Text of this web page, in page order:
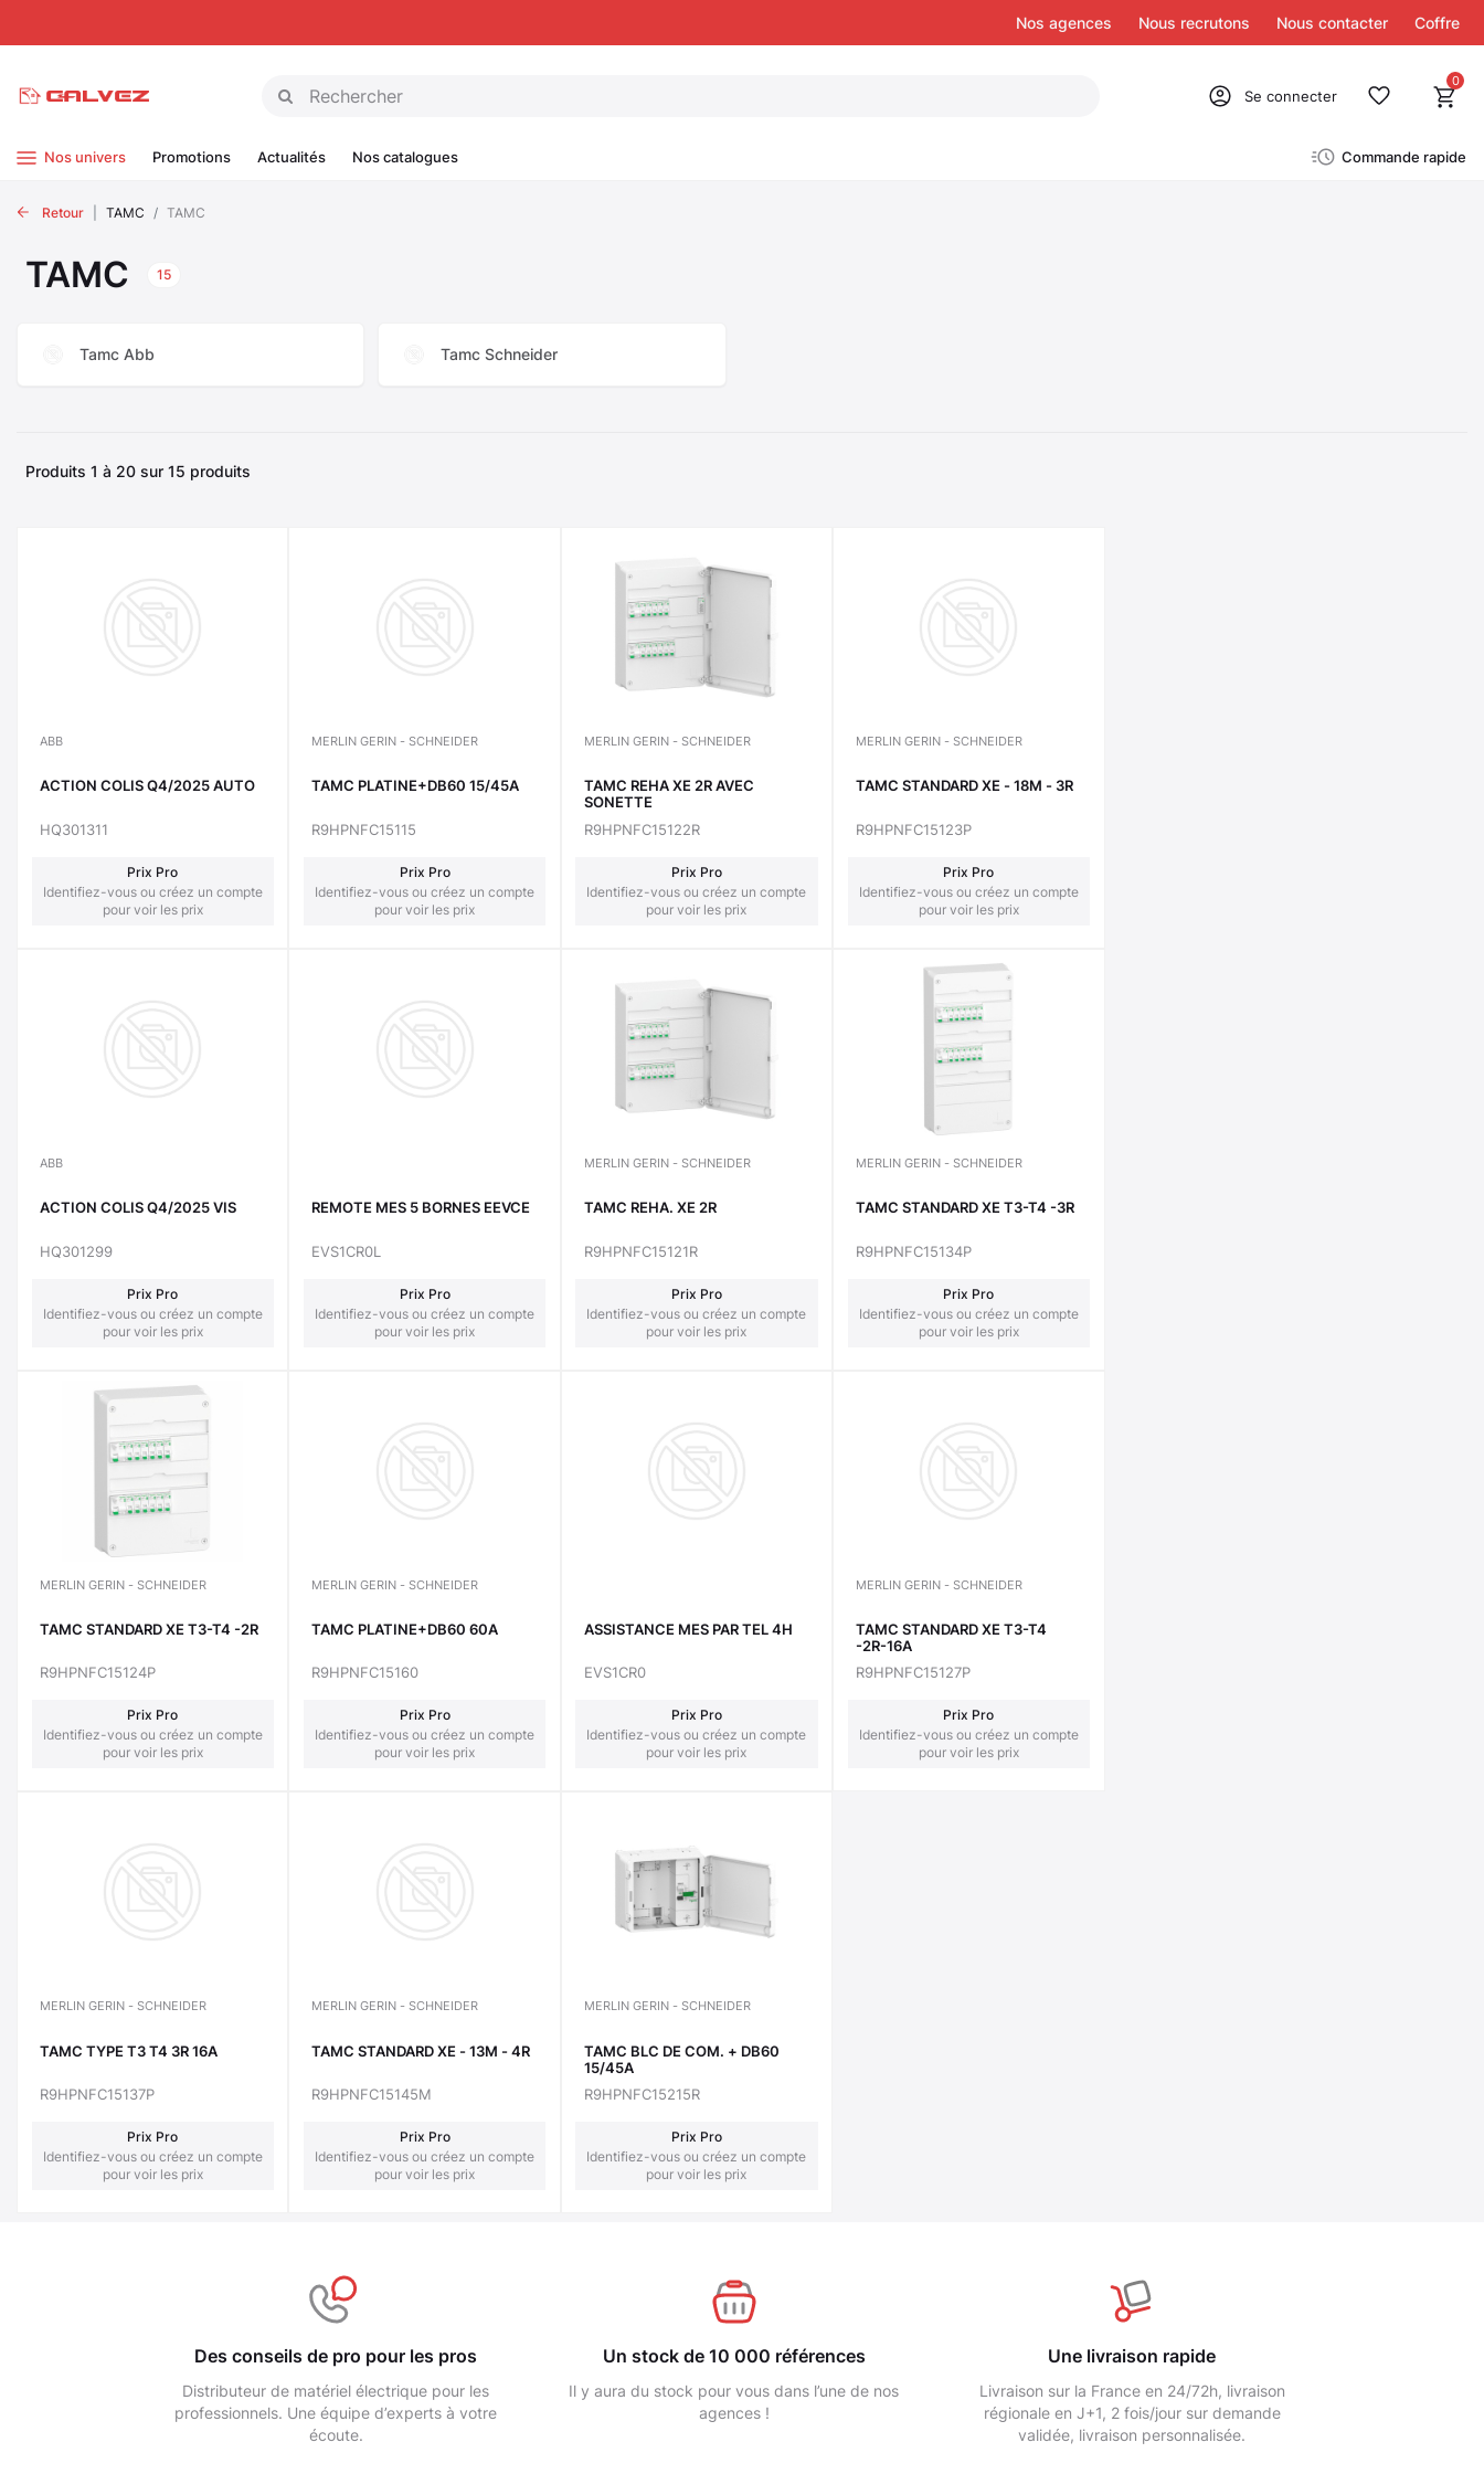
Nos agences Nous recrutons Nous contacter Coffre
Se connecter
0
Nos univers Promotions Actualités Nos catalogues Commande rapide
Retour TAMC TAMC
TAMC 15
Tamc Abb Tamc Schneider
Produits 1 à 20 sur 15 produits
ABB
ACTION COLIS Q4/2025 AUTO
HQ301311
Prix Pro
Identifiez-vous ou créez un compte
pour voir les prix
MERLIN GERIN - SCHNEIDER
TAMC PLATINE+DB60 15/45A
R9HPNFC15115
Prix Pro
Identifiez-vous ou créez un compte
pour voir les prix
MERLIN GERIN - SCHNEIDER
TAMC REHA XE 2R AVEC
SONETTE
R9HPNFC15122R
Prix Pro
Identifiez-vous ou créez un compte
pour voir les prix
MERLIN GERIN - SCHNEIDER
TAMC STANDARD XE - 18M - 3R
R9HPNFC15123P
Prix Pro
Identifiez-vous ou créez un compte
pour voir les prix
ABB
ACTION COLIS Q4/2025 VIS
HQ301299
Prix Pro
Identifiez-vous ou créez un compte
pour voir les prix
REMOTE MES 5 BORNES EEVCE
EVS1CR0L
Prix Pro
Identifiez-vous ou créez un compte
pour voir les prix
MERLIN GERIN - SCHNEIDER
TAMC REHA. XE 2R
R9HPNFC15121R
Prix Pro
Identifiez-vous ou créez un compte
pour voir les prix
MERLIN GERIN - SCHNEIDER
TAMC STANDARD XE T3-T4 -3R
R9HPNFC15134P
Prix Pro
Identifiez-vous ou créez un compte
pour voir les prix
MERLIN GERIN - SCHNEIDER
TAMC STANDARD XE T3-T4 -2R
R9HPNFC15124P
Prix Pro
Identifiez-vous ou créez un compte
pour voir les prix
MERLIN GERIN - SCHNEIDER
TAMC PLATINE+DB60 60A
R9HPNFC15160
Prix Pro
Identifiez-vous ou créez un compte
pour voir les prix
ASSISTANCE MES PAR TEL 4H
EVS1CR0
Prix Pro
Identifiez-vous ou créez un compte
pour voir les prix
MERLIN GERIN - SCHNEIDER
TAMC STANDARD XE T3-T4
-2R-16A
R9HPNFC15127P
Prix Pro
Identifiez-vous ou créez un compte
pour voir les prix
MERLIN GERIN - SCHNEIDER
TAMC TYPE T3 T4 3R 16A
R9HPNFC15137P
Prix Pro
Identifiez-vous ou créez un compte
pour voir les prix
MERLIN GERIN - SCHNEIDER
TAMC STANDARD XE - 13M - 4R
R9HPNFC15145M
Prix Pro
Identifiez-vous ou créez un compte
pour voir les prix
MERLIN GERIN - SCHNEIDER
TAMC BLC DE COM. + DB60
15/45A
R9HPNFC15215R
Prix Pro
Identifiez-vous ou créez un compte
pour voir les prix
Des conseils de pro pour les pros
Distributeur de matériel électrique pour les
professionnels. Une équipe d’experts à votre
écoute.
Un stock de 10 000 références
Il y aura du stock pour vous dans l’une de nos
agences !
Une livraison rapide
Livraison sur la France en 24/72h, livraison
régionale en J+1, 2 fois/jour sur demande
validée, livraison personnalisée.